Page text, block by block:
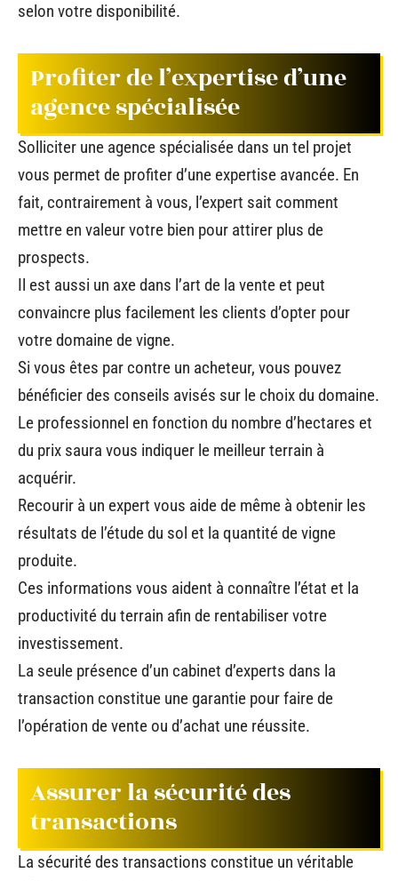
selon votre disponibilité.
Profiter de l’expertise d’une
agence spécialisée
Solliciter une agence spécialisée dans un tel projet
vous permet de profiter d’une expertise avancée. En
fait, contrairement à vous, l’expert sait comment
mettre en valeur votre bien pour attirer plus de
prospects.
Il est aussi un axe dans l’art de la vente et peut
convaincre plus facilement les clients d’opter pour
votre domaine de vigne.
Si vous êtes par contre un acheteur, vous pouvez
bénéficier des conseils avisés sur le choix du domaine.
Le professionnel en fonction du nombre d’hectares et
du prix saura vous indiquer le meilleur terrain à
acquérir.
Recourir à un expert vous aide de même à obtenir les
résultats de l’étude du sol et la quantité de vigne
produite.
Ces informations vous aident à connaître l’état et la
productivité du terrain afin de rentabiliser votre
investissement.
La seule présence d’un cabinet d’experts dans la
transaction constitue une garantie pour faire de
l’opération de vente ou d’achat une réussite.
Assurer la sécurité des
transactions
La sécurité des transactions constitue un véritable